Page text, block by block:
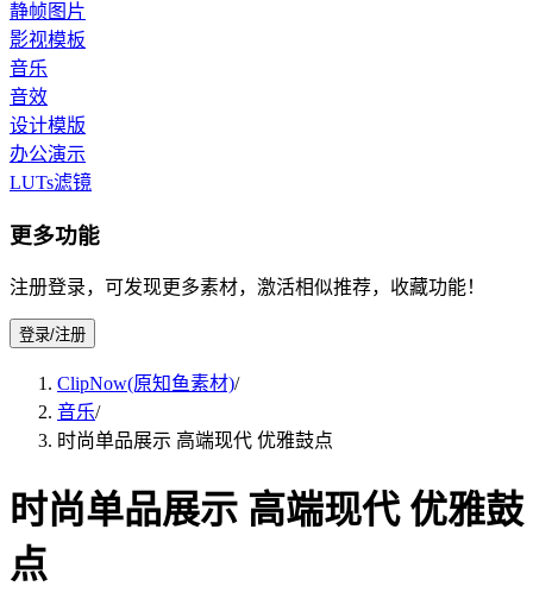
静帧图片
影视模板
音乐
音效
设计模版
办公演示
LUTs滤镜
更多功能
注册登录，可发现更多素材，激活相似推荐，收藏功能！
登录/注册
ClipNow(原知鱼素材)/
音乐/
时尚单品展示 高端现代 优雅鼓点
时尚单品展示 高端现代 优雅鼓
点